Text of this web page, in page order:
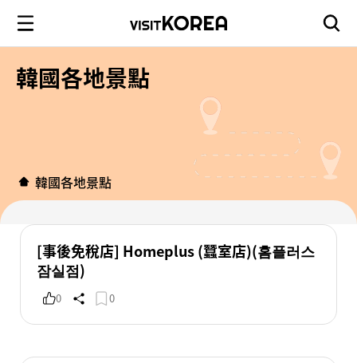
韓國各地景點
韓國各地景點
[事後免稅店] Homeplus (蠶室店)(홈플러스
잠실점)
0 0